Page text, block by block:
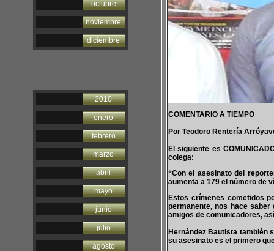
octubre
noviembre
diciembre
2010
enero
febrero
marzo
abril
mayo
junio
julio
agosto
COMENTARIO A TIEMPO
Por Teodoro Rentería
El siguiente es
colega:
“Con el asesinato del
aumenta a 179 el número de
Estos crímenes cometidos
permanente, nos hace
amigos de comunicadores,
Hernández Bautista también
su asesinato es el primero